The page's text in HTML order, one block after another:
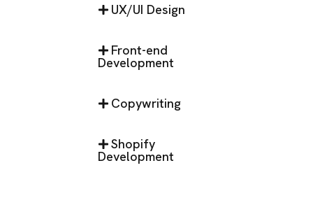
UX/UI Design
Front-end
Development
Copywriting
Shopify
Development